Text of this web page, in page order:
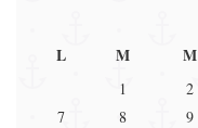
L M M
1 2
7
8 9